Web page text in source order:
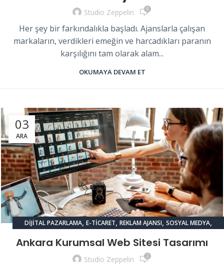
Studio Zeppelin 0
Her şey bir farkındalıkla başladı. Ajanslarla çalışan
markaların, verdikleri emeğin ve harcadıkları paranın
karşılığını tam olarak alam...
OKUMAYA DEVAM ET
03
ARA
DIJITAL PAZARLAMA, E-TICARET, REKLAM AJANSI, SOSYAL MEDYA,
Ankara Kurumsal Web Sitesi Tasarımı
Studio Zeppelin 2